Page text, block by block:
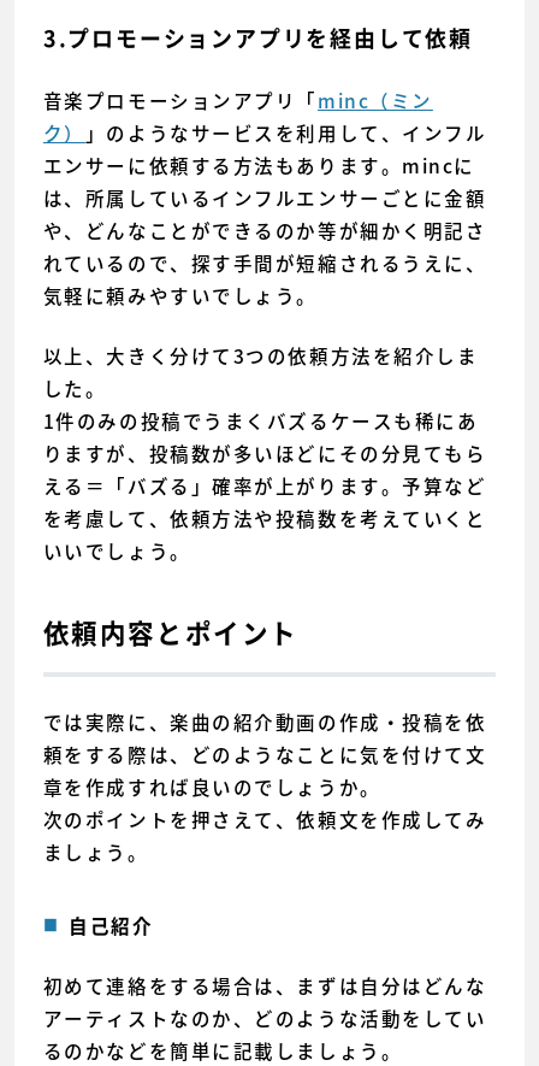
3.プロモーションアプリを経由して依頼
音楽プロモーションアプリ「minc（ミン
ク）
」のようなサービスを利用して、インフル
エンサーに依頼する方法もあります。mincに
は、所属しているインフルエンサーごとに金額
や、どんなことができるのか等が細かく明記さ
れているので、探す手間が短縮されるうえに、
気軽に頼みやすいでしょう。
以上、大きく分けて3つの依頼方法を紹介しま
した。
1件のみの投稿でうまくバズるケースも稀にあ
りますが、投稿数が多いほどにその分見てもら
える＝「バズる」確率が上がります。予算など
を考慮して、依頼方法や投稿数を考えていくと
いいでしょう。
依頼内容とポイント
では実際に、楽曲の紹介動画の作成・投稿を依
頼をする際は、どのようなことに気を付けて文
章を作成すれば良いのでしょうか。
次のポイントを押さえて、依頼文を作成してみ
ましょう。
自己紹介
初めて連絡をする場合は、まずは自分はどんな
アーティストなのか、どのような活動をしてい
るのかなどを簡単に記載しましょう。